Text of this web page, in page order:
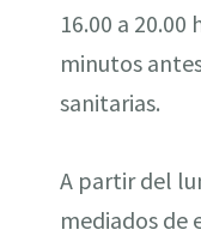
16.00 a
minutos
sanitarias.
A partir del
mediados de